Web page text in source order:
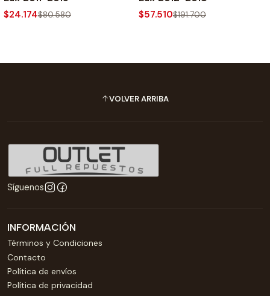
$24.174$80.580
$57.510$191.700
VOLVER ARRIBA
Síguenos
INFORMACIÓN
Términos y Condiciones
Contacto
Política de envíos
Política de privacidad